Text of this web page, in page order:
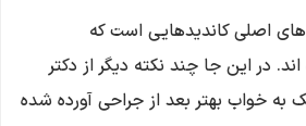
اصلی کاندیدهایی است که
در این جا چند نکته دیگر از دکتر
به خواب بهتر بعد از جراحی آورده شده